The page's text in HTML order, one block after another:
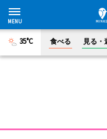
35°C 食べる 見る・